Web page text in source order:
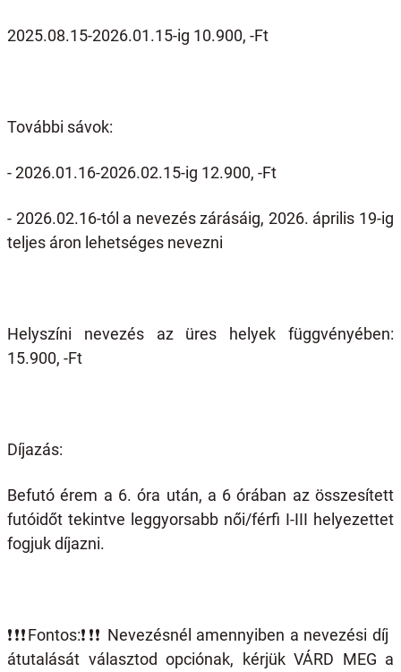
2025.08.15-2026.01.15-ig 10.900, -Ft
További sávok:
- 2026.01.16-2026.02.15-ig 12.900, -Ft
- 2026.02.16-tól a nevezés zárásáig, 2026. április 19-ig
teljes áron lehetséges nevezni
Helyszíni nevezés az üres helyek függvényében:
15.900, -Ft
Díjazás:
Befutó érem a 6. óra után, a 6 órában az összesített
futóidőt tekintve leggyorsabb női/férfi I-III helyezettet
fogjuk díjazni.
❗️❗️❗️Fontos:❗️❗️❗️ Nevezésnél amennyiben a nevezési díj
átutalását választod opciónak, kérjük VÁRD MEG a